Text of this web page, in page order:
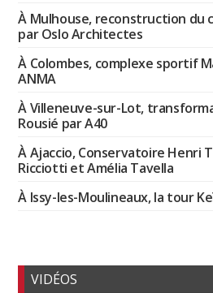
À Mulhouse, reconstruction du
par Oslo Architectes
À Colombes, complexe sportif
ANMA
À Villeneuve-sur-Lot,
Rousié par A40
À Ajaccio, Conservatoire Henri
Ricciotti et Amélia Tavella
À Issy-les-Moulineaux, la tour
VIDÉOS